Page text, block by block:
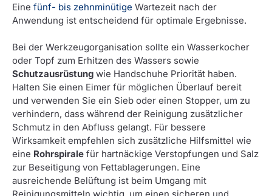
Eine fünf- bis zehnminütige Wartezeit nach der
Anwendung ist entscheidend für optimale Ergebnisse.
Bei der Werkzeugorganisation sollte ein Wasserkocher
oder Topf zum Erhitzen des Wassers sowie
Schutzausrüstung wie Handschuhe Priorität haben.
Halten Sie einen Eimer für möglichen Überlauf bereit
und verwenden Sie ein Sieb oder einen Stopper, um zu
verhindern, dass während der Reinigung zusätzlicher
Schmutz in den Abfluss gelangt. Für bessere
Wirksamkeit empfehlen sich zusätzliche Hilfsmittel wie
eine Rohrspirale für hartnäckige Verstopfungen und Salz
zur Beseitigung von Fettablagerungen. Eine
ausreichende Belüftung ist beim Umgang mit